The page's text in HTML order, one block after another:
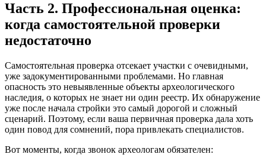
Часть 2. Профессиональная оценка:
когда самостоятельной проверки
недостаточно
Самостоятельная проверка отсекает участки с очевидными,
уже задокументированными проблемами. Но главная
опасность это невыявленные объекты археологического
наследия, о которых не знает ни один реестр. Их обнаружение
уже после начала стройки это самый дорогой и сложный
сценарий. Поэтому, если ваша первичная проверка дала хоть
один повод для сомнений, пора привлекать специалистов.
Вот моменты, когда звонок археологам обязателен: